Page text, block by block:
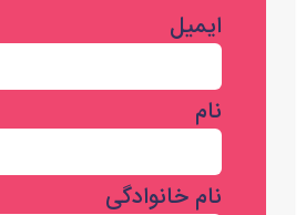
ایمیل
نام
نام خانوادگی